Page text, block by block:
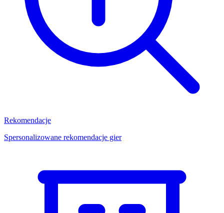
Rekomendacje
Spersonalizowane rekomendacje gier